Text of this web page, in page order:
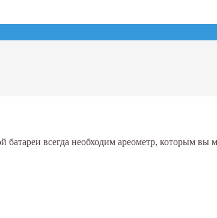
батареи всегда необходим ареометр, которым вы